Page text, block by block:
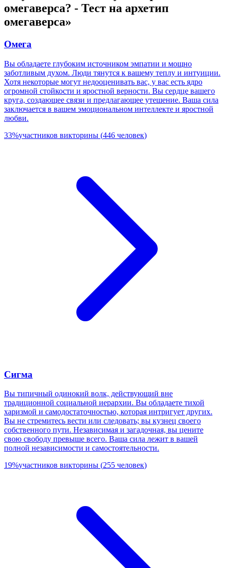
омегаверса? - Тест на архетип
омегаверса»
Омега
Вы обладаете глубоким источником эмпатии и мощно
заботливым духом. Люди тянутся к вашему теплу и интуиции.
Хотя некоторые могут недооценивать вас, у вас есть ядро
огромной стойкости и яростной верности. Вы сердце вашего
круга, создающее связи и предлагающее утешение. Ваша сила
заключается в вашем эмоциональном интеллекте и яростной
любви.
33%участников викторины (446 человек)
Сигма
Вы типичный одинокий волк, действующий вне
традиционной социальной иерархии. Вы обладаете тихой
харизмой и самодостаточностью, которая интригует других.
Вы не стремитесь вести или следовать; вы кузнец своего
собственного пути. Независимая и загадочная, вы цените
свою свободу превыше всего. Ваша сила лежит в вашей
полной независимости и самостоятельности.
19%участников викторины (255 человек)